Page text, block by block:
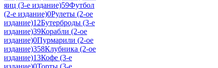
яиц (3-е издание)59Футбол
(2-е издание)0Рулеты (2-ое
издание)12Бутерброды (3-е
издание)39Корабли (2-ое
издание)0Пурмарили (2-ое
издание)358Клубника (2-ое
издание)13Кофе (3-е